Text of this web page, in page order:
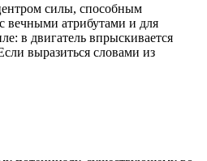
силы, способным
вечными атрибутами и для
в двигатель впрыскивается
выразиться словами из